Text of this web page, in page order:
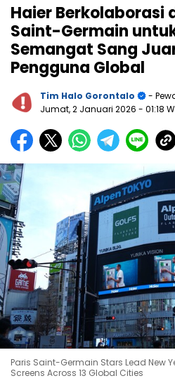
Haier Berkolaborasi
Saint-Germain
Semangat Sang
Pengguna Global
Tim Halo Gorontalo
-
Jumat, 2 Januari 2026 - 01:18
Paris Saint-Germain Stars Lead New
Screens Across 13 Global Cities